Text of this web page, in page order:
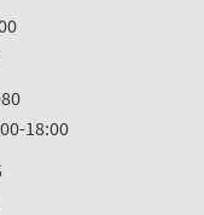
18:00